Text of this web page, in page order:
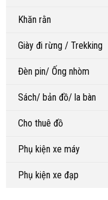
Khăn rằn
Giày đi rừng / Trekking
Đèn pin/ Ống nhòm
Sách/ bản đồ/ la bàn
Cho thuê đồ
Phụ kiện xe máy
Phụ kiện xe đạp